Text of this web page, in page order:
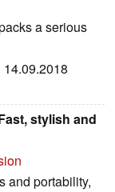
a serious
stylish and
and portability,